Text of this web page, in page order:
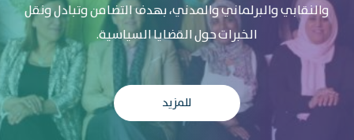
والنقابيوالبرلمانيوالمدني،بهدفالتضامنوتبادلونقل
الخبراتحولالقضاياالسياسية.
للمزيد